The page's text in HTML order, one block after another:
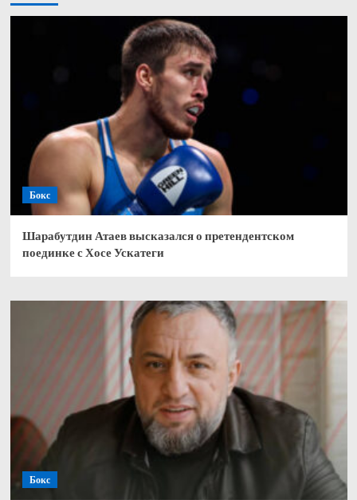
Бокс
Шарабутдин Атаев высказался о претендентском
поединке с Хосе Ускатеги
Бокс